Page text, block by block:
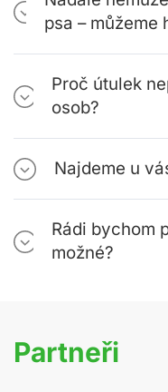
psa – můžeme
Proč útulek
osob?
Najdeme u
Rádi bychom
možné?
Partneři